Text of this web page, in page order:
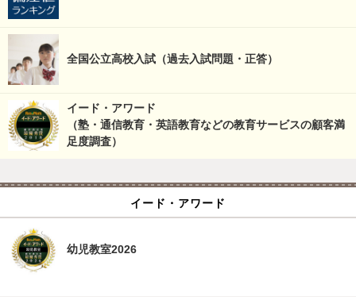
全国公立高校入試（過去入試問題・正答）
イード・アワード
（塾・通信教育・英語教育などの教育サービスの顧客満
足度調査）
イード・アワード
幼児教室2026